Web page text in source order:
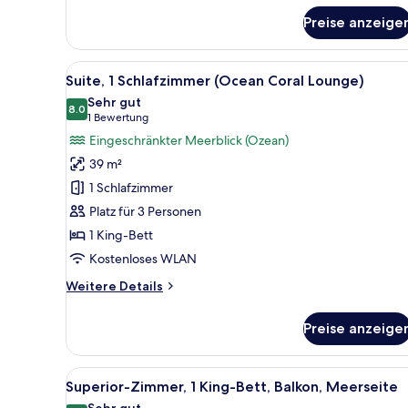
1 King-
Bett,
Balkon,
Meerseite
Preise
Alle
Fotos
für
Suite,
1
Schlafzimmer
(Ocean
Coral
Lounge)
anzeigen
Ein Hotelzimmer mit einem
7
Suite, 1 Schlafzimmer (Ocean Coral Lounge)
8.08.0 von 10
Sehr gut
1 Bewertung
(1
Bewertung)
Eingeschränkter Meerblick (Ozean)
39 m²
1 Schlafzimmer
Platz für 3 Personen
1 King-Bett
Kostenloses WLAN
Weitere Details
Weitere
1
Schlafzimmer
(Ocean
Coral
Preise
Alle
Fotos
Ein Hotelzimmer mit einem
3
Superior-Zimmer, 1 King-Bett, Balkon, Meerseite